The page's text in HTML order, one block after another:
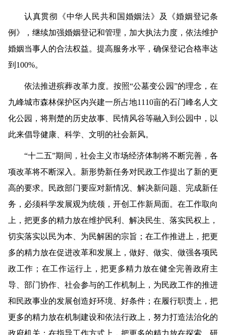
认真贯彻《中华人民共和国婚姻法》及《婚姻登记条
例》，继续加强婚姻登记和管理，加大执法力度，依法维护
婚姻当事人的合法权益。提高服务水平，确保登记合格率达
到100%。
依法推进殡葬改革力度。按照“公墓变公园”的理念，在
九峰城市森林保护区内兴建一所占地1110亩的石门峰名人文
化公园，将荆楚的历史故事、民情风谷等融入到公园中，以
此来倡导健康、科学、文明的社会新风。
“十二五”期间，社会主义市场经济体制将不断完善，各
项改革将不断深入。新形势新任务对民政工作提出了新的更
高的要求。民政部门要应对新情况、解决新问题、完成新任
务，必须科学发展观为统领，开创工作新局面。在工作取向
上，把更多的精力放在维护民利、解决民生、落实民权上，
切实落实以民为本、为民解困的宗旨；在工作推进上，把更
多的精力放在促进改革和发展上，做好、做实、做强各项民
政工作；在工作运行上，把更多精力放在健全完善政府主
导、部门协作、社会参与的工作机制上，为民政工作的推进
和民政事业的发展创造好环境、好条件；在履行职责上，把
更多的精力放在机制建设和依法行政上，努力打造法治化的
政府机关；在指导工作方式上，把更多的精力放在探索、研